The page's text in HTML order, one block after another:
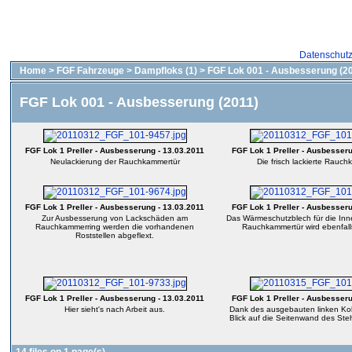
Datenschutz
Home > FGF Fahrzeuge > Dampfloks (1) > FGF Lok 001 - Ausbesserung
FGF Lok 001 - Ausbesserung (2011)
FGF Lok 1 Preller - Ausbesserung - 13.03.2011
Neulackierung der Rauchkammertür
FGF Lok 1 Preller -
Die frisch lackierte
FGF Lok 1 Preller - Ausbesserung - 13.03.2011
Zur Ausbesserung von Lackschäden am
Rauchkammerring werden die vorhandenen
Roststellen abgeflext.
FGF Lok 1 Preller -
Das Wärmeschutzblech für die
Rauchkammertür wird
FGF Lok 1 Preller - Ausbesserung - 13.03.2011
Hier sieht's nach Arbeit aus.
FGF Lok 1 Preller -
Dank des ausgebauten linken
Blick auf die Seitenwand des